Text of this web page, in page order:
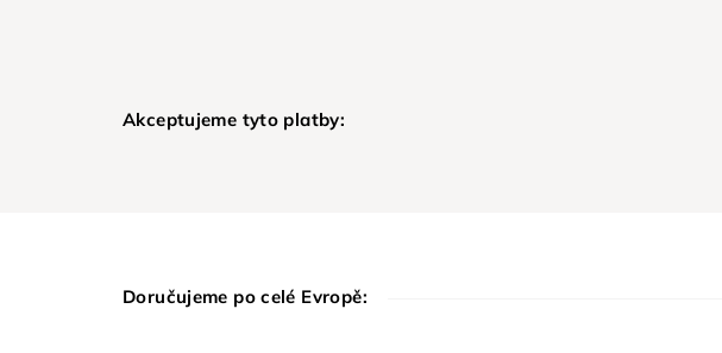
Akceptujeme tyto platby:
Doručujeme po celé Evropě: